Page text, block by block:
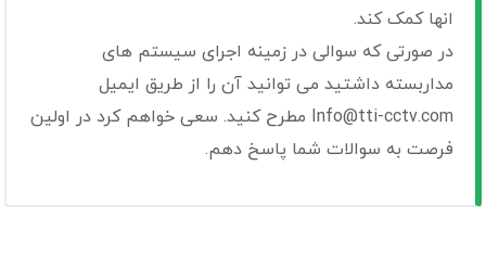
انها کمک کند.
در صورتی که سوالی در زمینه اجرای سیستم های
مداربسته داشتید می توانید آن را از طریق ایمیل
Info@tti-cctv.com مطرح کنید. سعی خواهم کرد در اولین
فرصت به سوالات شما پاسخ دهم.